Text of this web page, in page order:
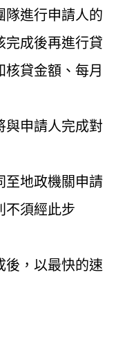
隊進行申請人的
完成後再進行貸
貸金額、每月
與申請人完成對
至地政機關申請
不須經此步
後，以最快的速